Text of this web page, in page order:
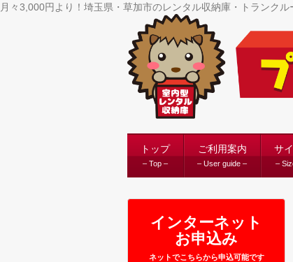
月々3,000円より！埼玉県・草加市のレンタル収納庫・トランクル
トップ
– Top –
ご利用案内
– User guide –
サ
–
インターネット
お申込み
ネットでこちらから申込可能です